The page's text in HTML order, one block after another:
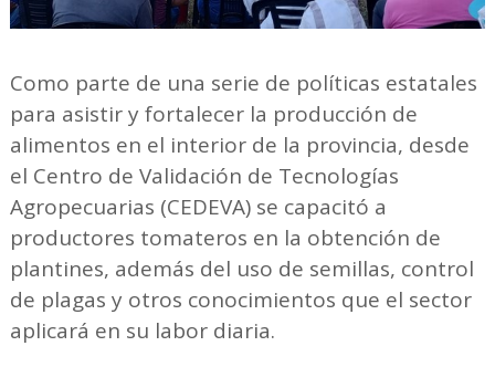
Como parte de una serie de políticas estatales
para asistir y fortalecer la producción de
alimentos en el interior de la provincia, desde
el Centro de Validación de Tecnologías
Agropecuarias (CEDEVA) se capacitó a
productores tomateros en la obtención de
plantines, además del uso de semillas, control
de plagas y otros conocimientos que el sector
aplicará en su labor diaria.